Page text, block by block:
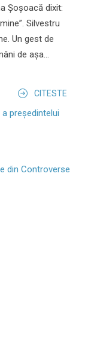
Șoșoacă dixit:
Silvestru
Un gest de
de așa...
CITESTE
președintelui
din Controverse